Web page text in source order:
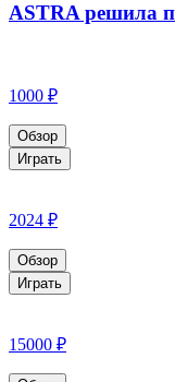
ASTRA решила
1000 ₽
Обзор
Играть
2024 ₽
Обзор
Играть
15000 ₽